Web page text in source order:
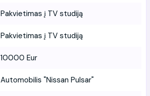
Pakvietimas į TV studiją
Pakvietimas į TV studiją
10000 Eur
Automobilis "Nissan Pulsar"